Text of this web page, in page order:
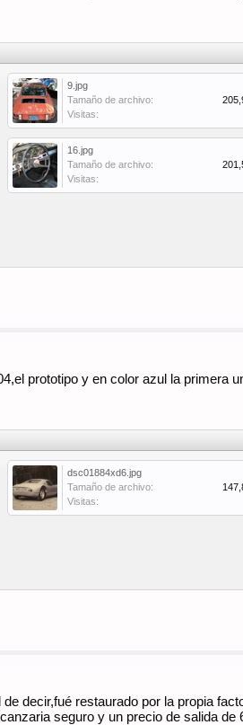
9.jpg
Tamaño de archivo:
Visitas:
16.jpg
Tamaño de archivo:
Visitas:
prototipo y en color azul la primera
dsc01884xd6.jpg
Tamaño de archivo:
Visitas:
decir,fué restaurado por la propia
seguro y un precio de salida de